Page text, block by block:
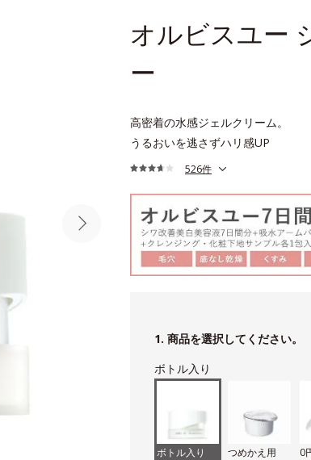
オルビスユー
ー
高密着の水感ジェルクリーム。
うるおいを逃さずハリ感UP
526件
1. 商品を選択してください。
ボトル入り
ボトル入り つめかえ用 0